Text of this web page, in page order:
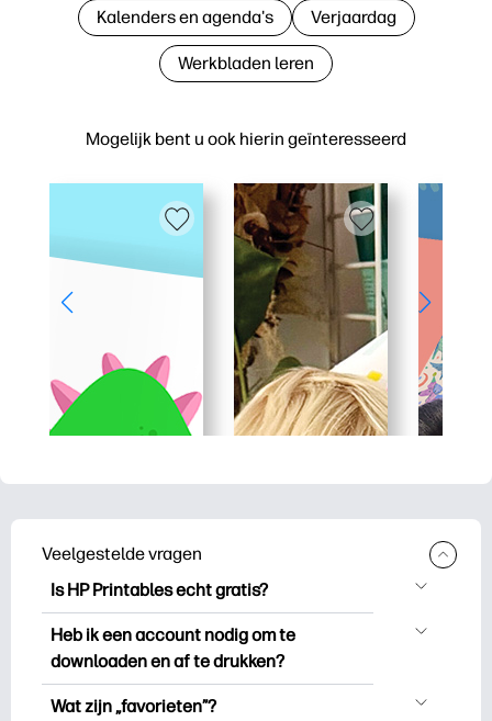
Mogelijk bent u ook hierin geïnteresseerd
Kalenders en agenda's Verjaardag
Werkbladen leren
Veelgestelde vragen
Is HP Printables echt gratis?
HP Printables biedt meer dan 2.500
gratis printables om te downloaden en
kleurplaten, leuke leerwerkbladen,
Heb ik een account nodig om te
downloaden en af te drukken?
Je kunt ontdekken en printen zonder een
Wat zijn „favorieten”?